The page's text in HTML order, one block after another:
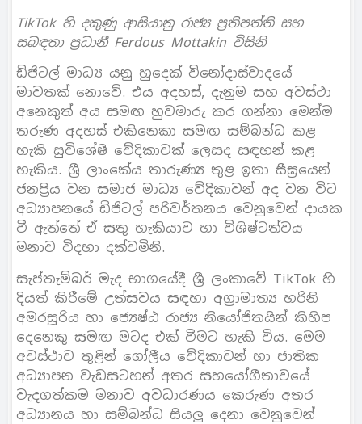
TikTok හි දකුණු ආසියානු රාජ්‍ය ප්‍රතිපත්ති සහ
සබඳතා ප්‍රධානී Ferdous Mottakin විසිනි
ඩිජිටල් මාධ්‍ය යනු හුදෙක් විනෝදාස්වාදයේ
මාවතක් නොවේ. එය අදහස්, දැනුම සහ අවස්ථා
අනෙකුත් අය සමඟ හුවමාරු කර ගන්නා මෙන්ම
තරුණ අදහස් එකිනෙකා සමඟ සම්බන්ධ කළ
හැකි සුවිශේෂී වේදිකාවක් ලෙසද සඳහන් කළ
හැකිය. ශ්‍රී ලාංකේය තාරුණ්‍ය තුළ ඉතා සීඝ්‍රයෙන්
ජනප්‍රිය වන සමාජ මාධ්‍ය වේදිකාවන් අද වන විට
අධ්‍යාපනයේ ඩිජිටල් පරිවර්තනය වෙනුවෙන් දායක
වී ඇත්තේ ඒ සතු හැකියාව හා විශිෂ්ටත්වය
මනාව විදහා දක්වමිනි.
සැප්තැම්බර් මැද භාගයේදී ශ්‍රී ලංකාවේ TikTok හි
දියත් කිරීමේ උත්සවය සඳහා අග්‍රාමාත්‍ය හරිනි
අමරසූරිය හා ජ්‍යෙෂ්ඨ රාජ්‍ය නියෝජිතයින් කිහිප
දෙනෙකු සමඟ මටද එක් වීමට හැකි විය. මෙම
අවස්ථාව තුළින් ගෝලීය වේදිකාවන් හා ජාතික
අධ්‍යාපන වැඩසටහන් අතර සහයෝගීතාවයේ
වැදගත්කම මනාව අවධාරණය කෙරුණ අතර
අධ්‍යානය හා සම්බන්ධ සියලු දෙනා වෙනුවෙන්